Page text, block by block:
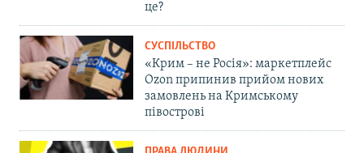
це?
СУСПІЛЬСТВО
«Крим – не Росія»: маркетплейс
Ozon припинив прийом нових
замовлень на Кримському
півострові